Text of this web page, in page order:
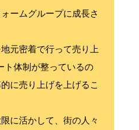
ームグループに成長さ
元密着で行って売り上
ト体制が整っているの
に売り上げを上げるこ
に活かして、街の人々